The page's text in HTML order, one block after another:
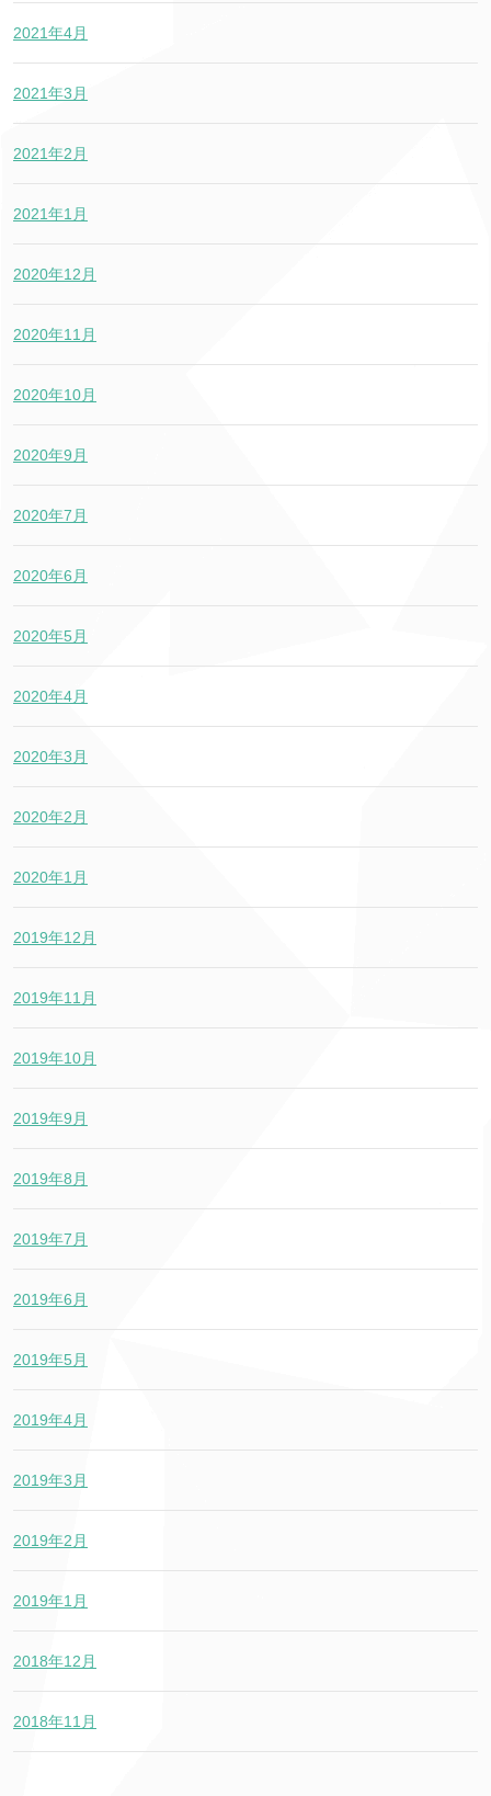
2021年4月
2021年3月
2021年2月
2021年1月
2020年12月
2020年11月
2020年10月
2020年9月
2020年7月
2020年6月
2020年5月
2020年4月
2020年3月
2020年2月
2020年1月
2019年12月
2019年11月
2019年10月
2019年9月
2019年8月
2019年7月
2019年6月
2019年5月
2019年4月
2019年3月
2019年2月
2019年1月
2018年12月
2018年11月